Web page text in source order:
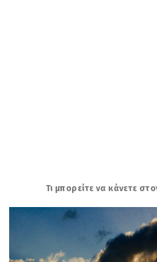
Τι μπορείτε να κάνετε στο